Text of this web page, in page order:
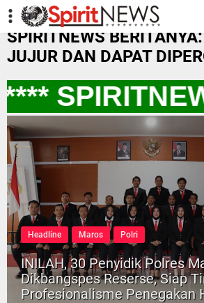
-->
SPIRITNEWS
JUJUR DAN DAPAT
Headline Maros Polri
INILAH, 30 Penyidik Polres
Dikbangspes Reserse, Siap
Profesionalisme Penegakan